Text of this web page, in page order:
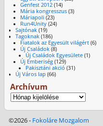
Genfest 2012 (14)
Mária kongresszus (3)
Máriapoli (23)
Run4Unity (24)
Sajtónak(19)
Tagoknak(186)
Fiatalok az Egyesült világért (6)
Új Családok (8)
Új Családok Egyesülete(1)
Új Emberiség (129)
Pakisztáni akció (31)
Új Város lap (66)
Archívum
©2026 - Fokoláre Mozgalom